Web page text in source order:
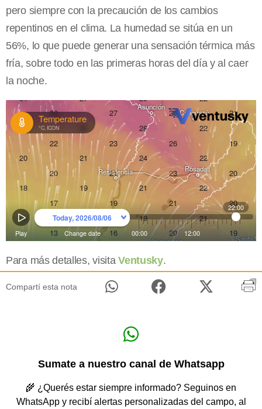
pero siempre con la precaución de los cambios
repentinos en el clima. La humedad se sitúa en un
56%, lo que puede generar una sensación térmica más
fría, sobre todo en las primeras horas del día y al caer
la noche.
Para más detalles, visitaVentusky.
Compartí esta nota
Sumate a nuestro canal de Whatsapp
🌾 ¿Querés estar siempre informado? Seguinos en
WhatsApp y recibí alertas personalizadas del campo, al